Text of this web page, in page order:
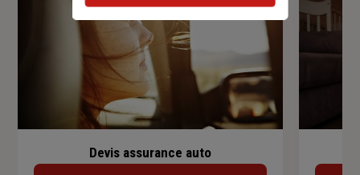
Devis assurance auto